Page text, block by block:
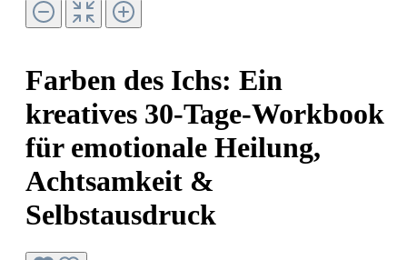
Farben des Ichs: Ein
kreatives 30-Tage-Workbook
für emotionale Heilung,
Achtsamkeit &
Selbstausdruck